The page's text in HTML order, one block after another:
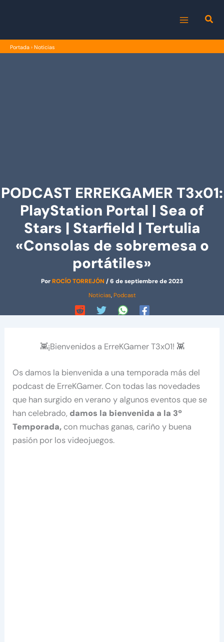
MENU
Portada › Noticias
PODCAST ERREKGAMER T3x01:
PlayStation Portal | Sea of
Stars | Starfield | Tertulia
«Consolas de sobremesa o
portátiles»
PorROCÍO TORREJÓN /6 de septiembre de 2023
Noticias, Podcast
👾¡Bienvenidos a ErreKGamer T3x01! 👾
Os damos la bienvenida a una temporada más del
podcast de ErreKGamer. Con todas las novedades
que han surgido en verano y algunos eventos que se
han celebrado, damos la bienvenida a la 3º
Temporada, con muchas ganas, cariño y buena
pasión por los videojuegos.